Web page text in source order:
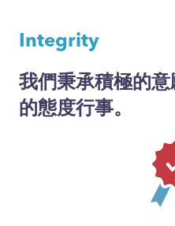
Integrity
我們秉承積極的
的態度行事。